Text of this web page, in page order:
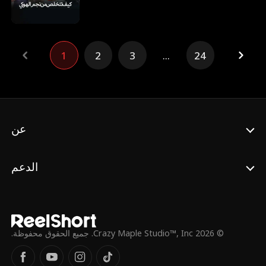
شخصًا آخر.
1 2 3 ... 24
عن
الدعم
© 2026 Crazy Maple Studio™, Inc. جميع الحقوق محفوظة.